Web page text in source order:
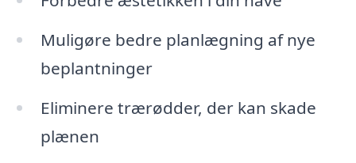
Muligøre bedre planlægning af nye
beplantninger
Eliminere trærødder, der kan skade
plænen